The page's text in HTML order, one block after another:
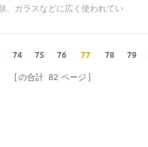
、ガラスなどに広く使われてい
74 75 76 77 78 79
の合計 82 ページ